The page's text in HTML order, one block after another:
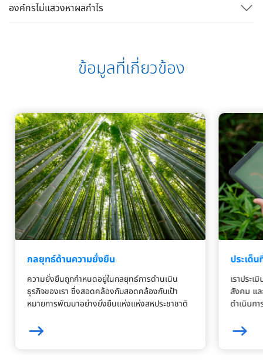
องค์กรไม่แสวงหาผลกำไร
ข้อมูลที่เกี่ยวข้อง
กลยุทธ์ด้านความยั่งยืน
ความยั่งยืนถูกกำหนดอยู่ในกลยุทธ์การดำนเนิน
ธุรกิจของเรา ซึ่งสอดคล้องกับสอดคล้องกับเป้า
หมายการพัฒนาอย่างยั่งยืนแห่งแห่งสหประชาชาติ
ประเด็
เราประ
สังคม แ
ดำเนินก